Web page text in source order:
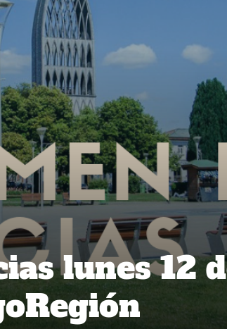
lunes 12